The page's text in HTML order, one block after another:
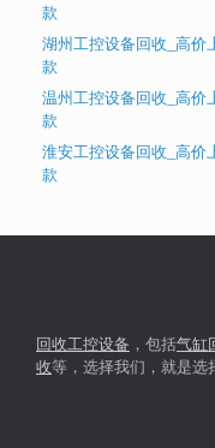
款
湖州工控设备回收_高价
款
温州工控设备回收_高价
款
淮安工控设备回收_高价
款
回收工控设备 ，包括气缸
收等，选择我们，就是选